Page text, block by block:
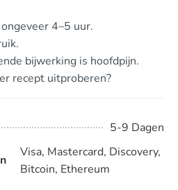
4–5 uur.
bijwerking is hoofdpijn.
recept uitproberen?
5-9 Dagen
Visa, Mastercard, Discovery,
Bitcoin, Ethereum